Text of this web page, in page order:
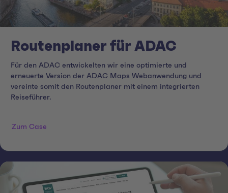
Routenplaner für ADAC
Für den ADAC entwickelten wir eine optimierte und
erneuerte Version der ADAC Maps Webanwendung und
vereinte somit den Routenplaner mit einem integrierten
Reiseführer.
Zum Case